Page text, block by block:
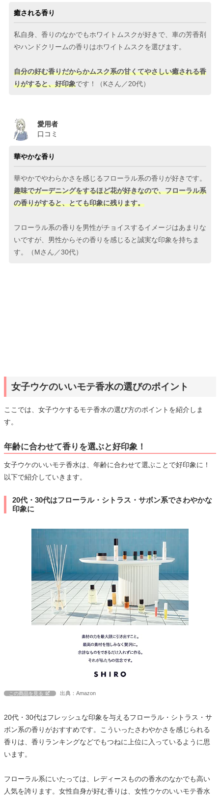
癒される香り
私自身、香りのなかでもホワイトムスクが好きで、車の芳香剤
やハンドクリームの香りはホワイトムスクを選びます。
自分の好む香りだからかムスク系の甘くてやさしい癒される香
りがすると、好印象です！（Kさん／20代）
愛用者
口コミ
華やかな香り
華やかでやわらかさを感じるフローラル系の香りが好きです。
趣味でガーデニングをするほど花が好きなので、フローラル系
の香りがすると、とても印象に残ります。
フローラル系の香りを男性がチョイスするイメージはあまりな
いですが、男性からその香りを感じると誠実な印象を持ちま
す。（Mさん／30代）
女子ウケのいいモテ香水の選びのポイント
ここでは、女子ウケするモテ香水の選び方のポイントを紹介しま
す。
年齢に合わせて香りを選ぶと好印象！
女子ウケのいいモテ香水は、年齢に合わせて選ぶことで好印象に！
以下で紹介していきます。
20代・30代はフローラル・シトラス・サボン系でさわやかな
印象に
この商品を見る 出典：Amazon
20代・30代はフレッシュな印象を与えるフローラル・シトラス・サ
ボン系の香りがおすすめです。こういったさわやかさを感じられる
香りは、香りランキングなどでもつねに上位に入っているように思
います。
フローラル系にいたっては、レディースものの香水のなかでも高い
人気を誇ります。女性自身が好む香りは、女性ウケのいいモテ香水